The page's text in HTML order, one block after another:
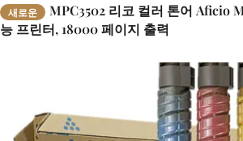
새로운
MPC3502 리코 컬러 톤어 Aficio
능 프린터, 18000 페이지 출력